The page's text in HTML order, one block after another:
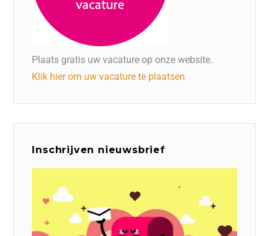
Plaats gratis uw vacature op onze website.
Klik hier om uw vacature te plaatsen
Inschrijven nieuwsbrief